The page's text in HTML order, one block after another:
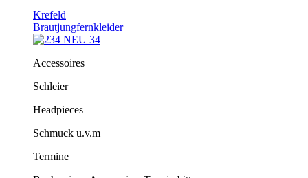
Krefeld
Brautjungfernkleider
Accessoires
Schleier
Headpieces
Schmuck u.v.m
Termine